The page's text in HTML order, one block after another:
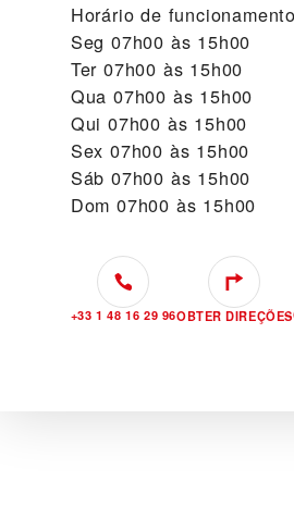
Horário de funcionamento
Seg 07h00 às 15h00
Ter 07h00 às 15h00
Qua 07h00 às 15h00
Qui 07h00 às 15h00
Sex 07h00 às 15h00
Sáb 07h00 às 15h00
Dom 07h00 às 15h00
+33 1 48 16 29 96OBTER DIREÇÕES